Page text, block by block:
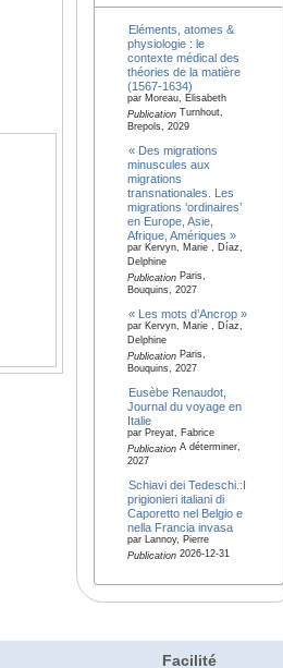
Eléments, atomes &
physiologie : le
contexte médical des
théories de la matière
(1567-1634)
par Moreau, Elisabeth
PublicationTurnhout,
Brepols, 2029
« Des migrations
minuscules aux
migrations
transnationales. Les
migrations ‘ordinaires’
en Europe, Asie,
Afrique, Amériques »
par Kervyn, Marie , Díaz,
Delphine
PublicationParis,
Bouquins, 2027
« Les mots d’Ancrop »
par Kervyn, Marie , Díaz,
Delphine
PublicationParis,
Bouquins, 2027
Eusèbe Renaudot,
Journal du voyage en
Italie
par Preyat, Fabrice
PublicationA déterminer,
2027
Schiavi dei Tedeschi.:I
prigionieri italiani di
Caporetto nel Belgio e
nella Francia invasa
par Lannoy, Pierre
Publication2026-12-31
Facilité